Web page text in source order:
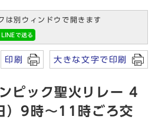
は別ウィンドウで開きます
印刷 大きな文字で印刷
ピック聖火リレー 4
）9時～11時ごろ交